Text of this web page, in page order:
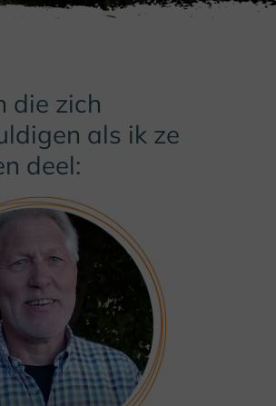
die zich
als ik ze
deel: